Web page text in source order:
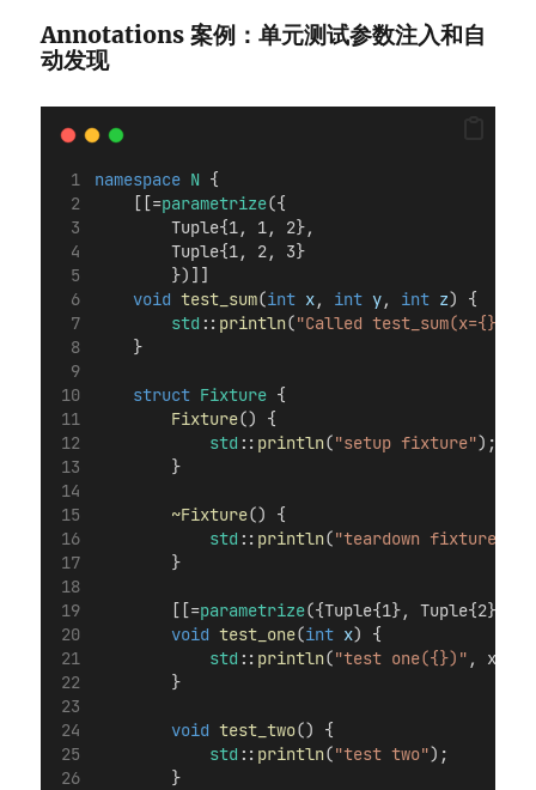
Annotations 案例：单元测试参数注入和自
动发现
namespace N {
    [[=
parametrize({
        Tuple{1, 1, 2},
        Tuple{1, 2, 3}
        })]]
void test_sum(int x, int y, int z) {
std :: println("Called test_sum(x={},
    }
struct Fixture {
Fixture() {
std :: println("setup fixture");
        }
~Fixture() {
std :: println("teardown fixture"
        }
        [[=
parametrize({Tuple{1}, Tuple{2}})]]
void test_one(int x) {
std :: println("test one({})" , x);
        }
void test_two() {
std :: println("test two");
        }